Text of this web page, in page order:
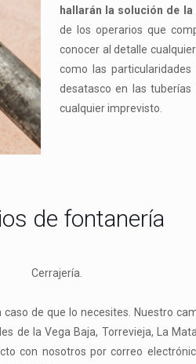
hallarán la solución de
de los operarios que
conocer al detalle
como las
desatasco en las
cualquier imprevisto.
de fontanería
de que lo necesites. Nuestro
de la Vega Baja, Torrevieja, La
con nosotros por correo